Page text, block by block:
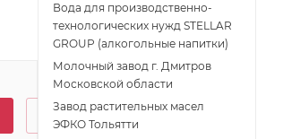
Вода для производственно-
технологических нужд STELLAR
GROUP (алкогольные напитки)
Молочный завод г. Дмитров
Московской области
Завод растительных масел
ЭФКО Тольятти